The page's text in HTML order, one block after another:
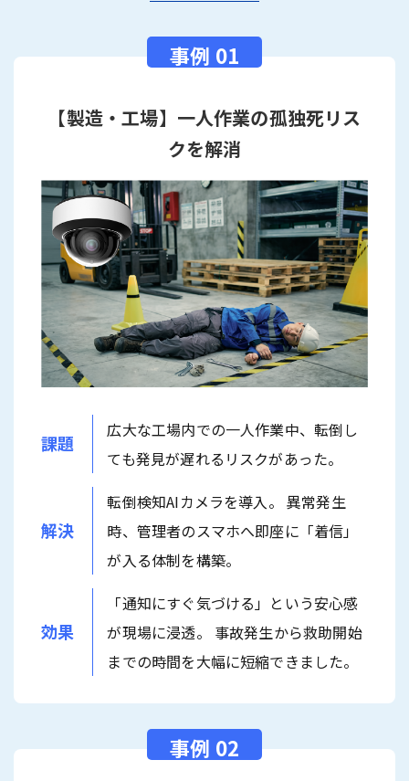
【製造・工場】一人作業の孤独死リス
クを解消
課題
広大な工場内での一人作業中、転倒し
ても発見が遅れるリスクがあった。
解決
転倒検知AIカメラを導入。 異常発生
時、管理者のスマホへ即座に「着信」
が入る体制を構築。
効果
「通知にすぐ気づける」という安心感
が現場に浸透。 事故発生から救助開始
までの時間を大幅に短縮できました。